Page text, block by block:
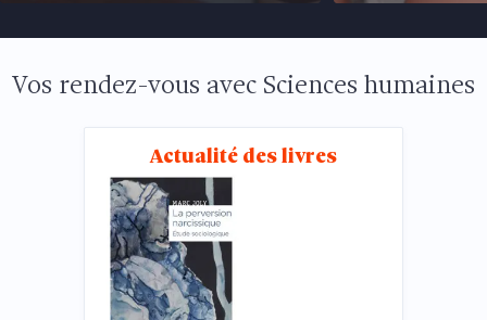
Vos rendez-vous avec Sciences humaines
Actualité des livres